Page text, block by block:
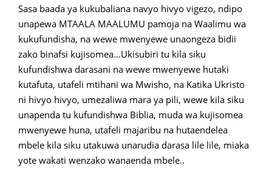
Sasa baada ya kukubaliana navyo hivyo vigezo, ndipo
unapewa MTAALA MAALUMU pamoja na Waalimu wa
kukufundisha, na wewe mwenyewe unaongeza bidii
zako binafsi kujisomea…Ukisubiri tu kila siku
kufundishwa darasani na wewe mwenyewe hutaki
kutafuta, utafeli mtihani wa Mwisho, na Katika Ukristo
ni hivyo hivyo, umezaliwa mara ya pili, wewe kila siku
unapenda tu kufundishwa Biblia, muda wa kujisomea
mwenyewe huna, utafeli majaribu na hutaendelea
mbele kila siku utakuwa unarudia darasa lile lile, miaka
yote wakati wenzako wanaenda mbele..